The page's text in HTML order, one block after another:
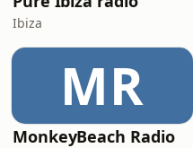
Ibiza
MR
MonkeyBeach Radio